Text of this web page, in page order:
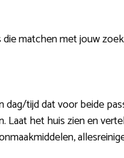
matchen met jouw
tijd dat voor beide
Laat het huis zien en